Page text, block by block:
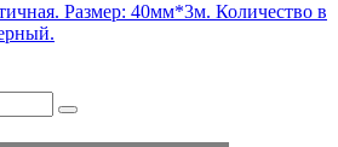
Размер: 40мм*3м. Количество в